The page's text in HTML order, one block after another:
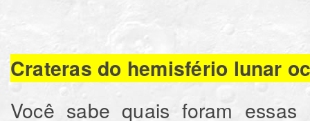
Crateras do hemisfério lunar
Você sabe quais foram